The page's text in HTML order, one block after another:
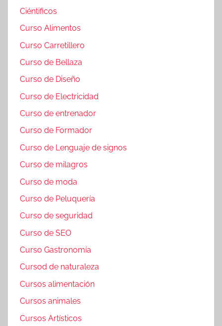
Ciéntificos
Curso Alimentos
Curso Carretillero
Curso de Bellaza
Curso de Diseño
Curso de Electricidad
Curso de entrenador
Curso de Formador
Curso de Lenguaje de signos
Curso de milagros
Curso de moda
Curso de Peluquería
Curso de seguridad
Curso de SEO
Curso Gastronomía
Cursod de naturaleza
Cursos alimentación
Cursos animales
Cursos Artísticos